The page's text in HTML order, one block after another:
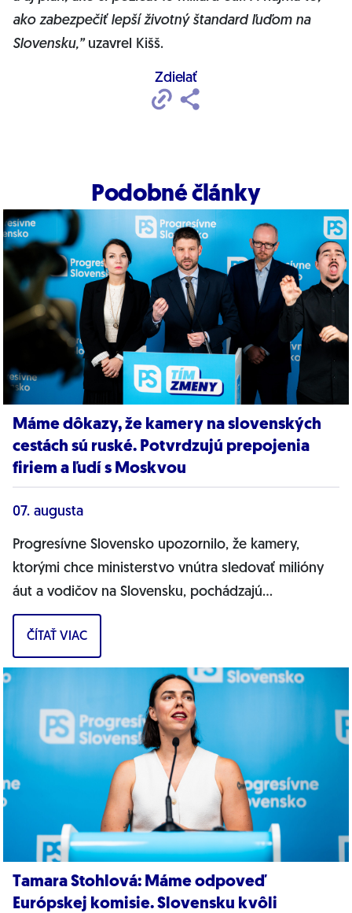
ako zabezpečiť lepší životný štandard ľuďom na
Slovensku,”uzavrel Kišš.
Zdielať
Podobné články
Máme dôkazy, že kamery na slovenských
cestách sú ruské. Potvrdzujú prepojenia
firiem a ľudí s Moskvou
07. augusta
Progresívne Slovensko upozornilo, že kamery,
ktorými chce ministerstvo vnútra sledovať milióny
áut a vodičov na Slovensku, pochádzajú
pravdepodobne z Ruska. Dnes hnutie prinieslo
dôkazy,...
ČÍTAŤ VIAC
Tamara Stohlová: Máme odpoveď
Európskej komisie. Slovensku kvôli